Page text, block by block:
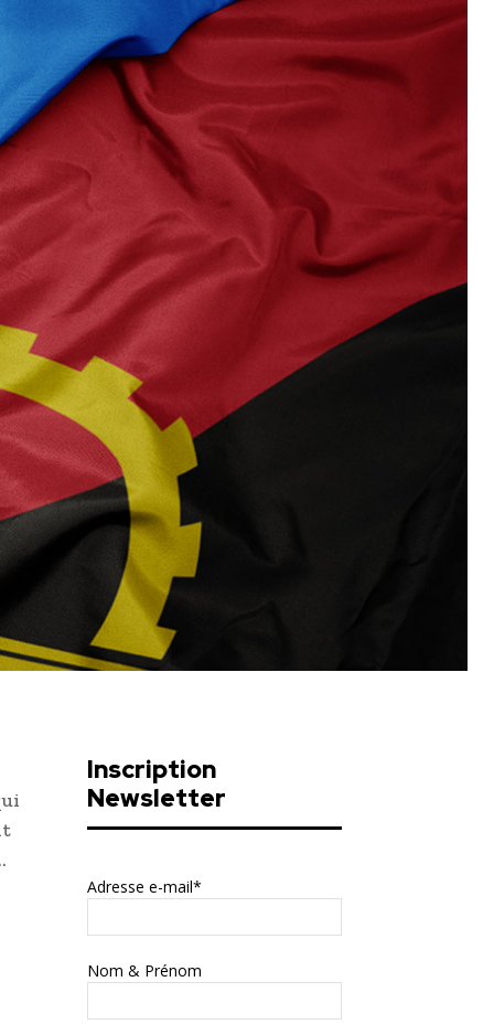
Inscription
Newsletter
Adresse e-mail*
Nom & Prénom